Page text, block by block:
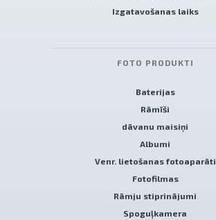
Izgatavošanas laiks
FOTO PRODUKTI
Baterijas
Rāmīši
dāvanu maisiņi
Albumi
Venr. lietošanas fotoaparāti
Fotofilmas
Rāmju stiprinājumi
Spoguļkamera